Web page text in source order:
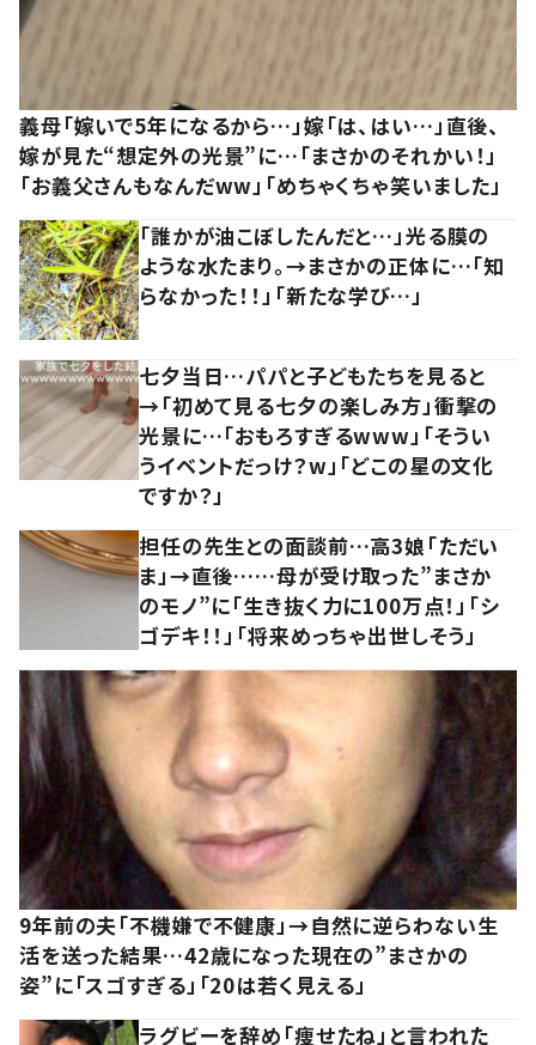
義母「嫁いで5年になるから…」嫁「は、はい…」直後、
嫁が見た“想定外の光景”に…「まさかのそれかい！」
「お義父さんもなんだww」「めちゃくちゃ笑いました」
「誰かが油こぼしたんだと…」光る膜の
ような水たまり。→まさかの正体に…「知
らなかった！！」「新たな学び…」
七夕当日…パパと子どもたちを見ると
→「初めて見る七夕の楽しみ方」衝撃の
光景に…「おもろすぎるwww」「そうい
うイベントだっけ？w」「どこの星の文化
ですか？」
担任の先生との面談前…高3娘「ただい
ま」→直後……母が受け取った”まさか
のモノ”に「生き抜く力に100万点！」「シ
ゴデキ！！」「将来めっちゃ出世しそう」
9年前の夫「不機嫌で不健康」→自然に逆らわない生
活を送った結果…42歳になった現在の”まさかの
姿”に「スゴすぎる」「20は若く見える」
ラグビーを辞め「痩せたね」と言われた